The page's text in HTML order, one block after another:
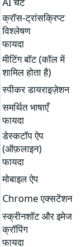
क्रॉस-ट्रांसक्रिप्ट
विश्लेषण
फायदा
मीटिंग बॉट (कॉल में
शामिल होता है)
स्पीकर डायराइज़ेशन
समर्थित भाषाएँ
फायदा
डेस्कटॉप ऐप
(ऑफ़लाइन)
फायदा
मोबाइल ऐप
Chrome एक्सटेंशन
स्क्रीनशॉट और इमेज
क्रॉपिंग
फायदा